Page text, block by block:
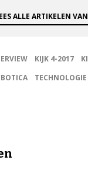
ALLE ARTIKELEN
KIJK 4-2017
TECHNOLOGIE